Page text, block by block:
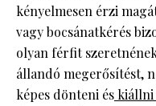
kényelmesen érzi
vagy bocsánatkérés
olyan férfit
állandó megerősítést,
képes dönteni és kiállni